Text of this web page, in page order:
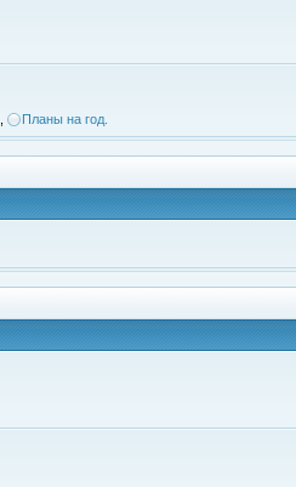
Планы на год.